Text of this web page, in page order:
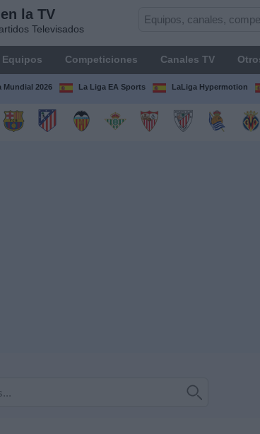
la TV
Televisados
Equipos Competiciones Canales TV
Mundial 2026 La Liga EA Sports LaLiga Hypermotion